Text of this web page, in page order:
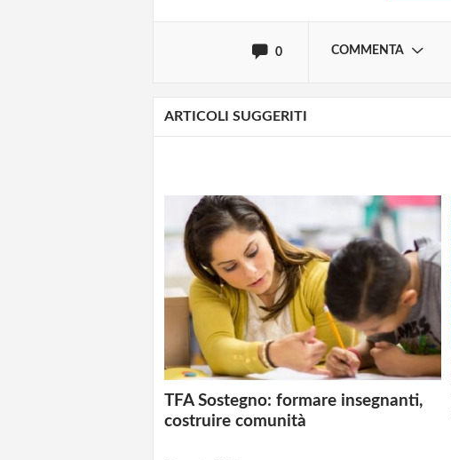
0 COMMENTA
ARTICOLI SUGGERITI
TFA Sostegno: formare insegnanti,
costruire comunità